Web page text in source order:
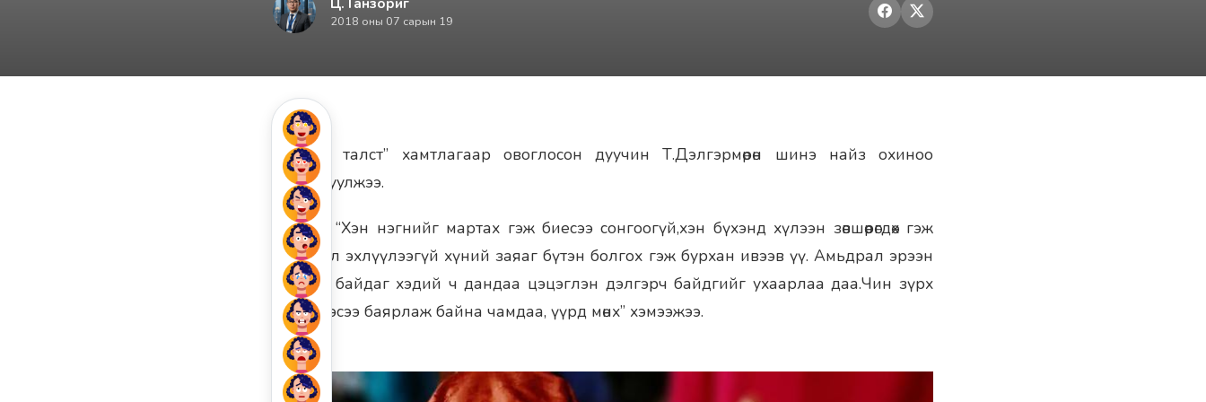
2018 оны 07 сарын 19
“Номин талст” хамтлагаар овоглосон дуучин Т.Дэлгэрмөрөн шинэ найз охиноо
танилцуулжээ.
Тэрээр: “Хэн нэгнийг мартах гэж биесээ сонгоогүй,хэн бүхэнд хүлээн зөвшөөрөгдөх гэж
амьдрал эхлүүлээгүй хүний заяаг бүтэн болгох гэж бурхан ивээв үү. Амьдрал эрээн
бараан байдаг хэдий ч дандаа цэцэглэн дэлгэрч байдгийг ухаарлаа даа.Чин зүрх
сэтгэлээсээ баярлаж байна чамдаа, үүрд мөнх” хэмээжээ.
1